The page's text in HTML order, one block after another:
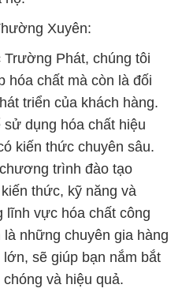
Xuyên:
Phát, chúng tôi
hóa chất mà còn là đối
triển của khách hàng.
dụng hóa chất hiệu
kiến thức chuyên sâu.
trình đào tạo
thức, kỹ năng và
lĩnh vực hóa chất công
những chuyên gia hàng
sẽ giúp bạn nắm bắt
và hiệu quả.